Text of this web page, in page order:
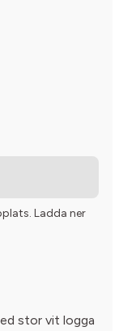
Ladda ner
stor vit logga